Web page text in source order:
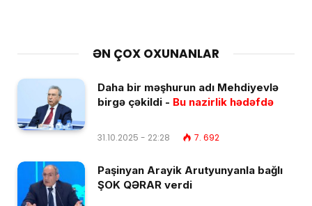
ƏN ÇOX OXUNANLAR
Daha bir məşhurun adı Mehdiyevlə
birgə çəkildi - Bu nazirlik hədəfdə
31.10.2025 - 22:28 7. 692
Paşinyan Arayik Arutyunyanla bağlı
ŞOK QƏRAR verdi